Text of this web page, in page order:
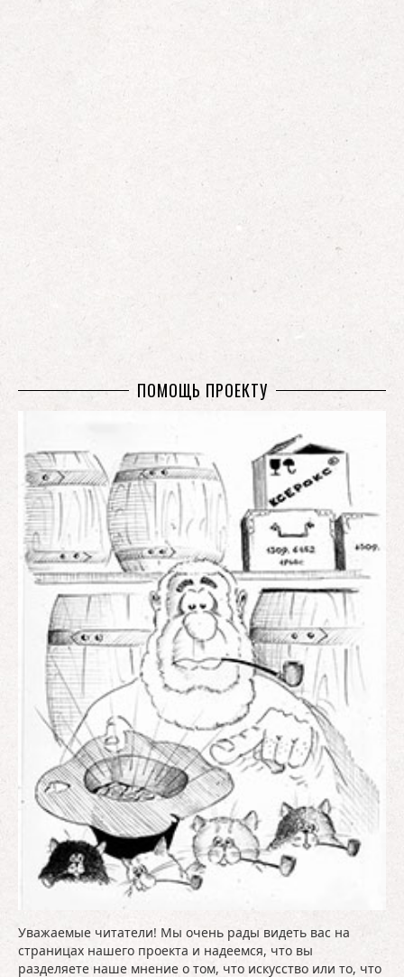
ПОМОЩЬ ПРОЕКТУ
Уважаемые читатели! Мы очень рады видеть вас на
страницах нашего проекта и надеемся, что вы
разделяете наше мнение о том, что искусство или то, что